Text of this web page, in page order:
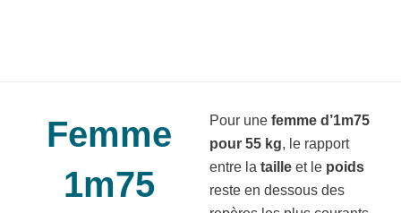
Femme
1m75
Pour une femme d’1m75
pour 55 kg, le rapport
entre la taille et le poids
reste en dessous des